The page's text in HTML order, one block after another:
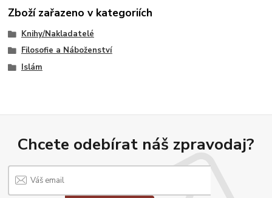
Zboží zařazeno v kategoriích
Knihy/Nakladatelé
Filosofie a Náboženství
Islám
Chcete odebírat náš zpravodaj?